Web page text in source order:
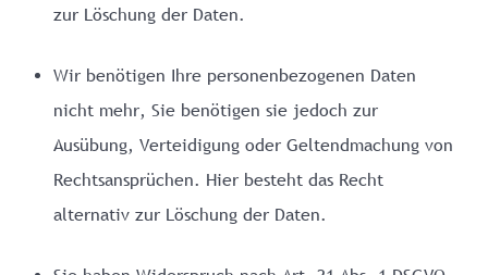
zur Löschung der Daten.
Wir benötigen Ihre personenbezogenen Daten
nicht mehr, Sie benötigen sie jedoch zur
Ausübung, Verteidigung oder Geltendmachung von
Rechtsansprüchen. Hier besteht das Recht
alternativ zur Löschung der Daten.